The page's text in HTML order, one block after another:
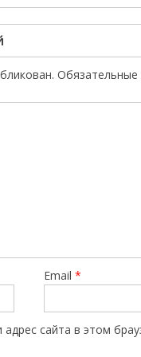
Email*
сайта в этом